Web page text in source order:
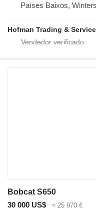
Países Baixos,
Hofman Trading &
Bobcat S650
30 000 US$
≈ 25 970 €